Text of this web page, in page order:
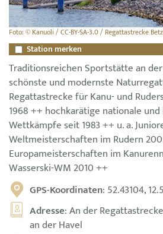
Foto: © Kanuoli / CC-BY-SA-3.0 / Regattastrecke
Station merken
Traditionsreichen Sportstätte an
schönste und modernste
Regattastrecke für Kanu- und
1968 ++ hochkarätige nationale
Wettkämpfe seit 1983 ++ u. a.
Weltmeisterschaften im Rudern
Europameisterschaften im
Wasserski-WM 2010 ++
GPS-Koordinaten: 52.43104,
Adresse: An der
an der Havel